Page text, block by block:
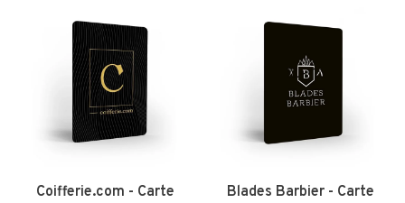
Coifferie.com - Carte
Blades Barbier - Carte